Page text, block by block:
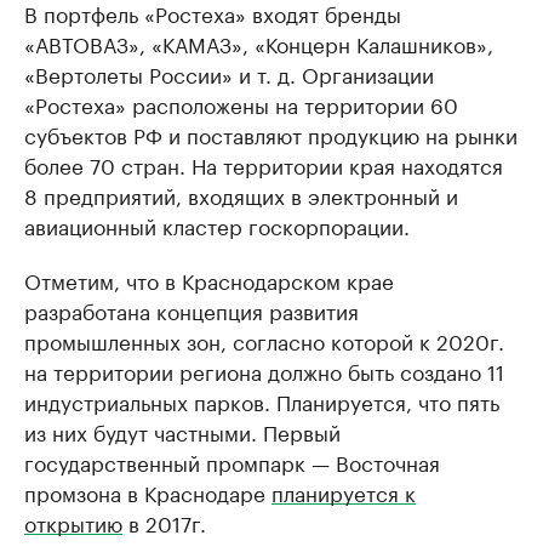
В портфель «Ростеха» входят бренды
«АВТОВАЗ», «КАМАЗ», «Концерн Калашников»,
«Вертолеты России» и т. д. Организации
«Ростеха» расположены на территории 60
субъектов РФ и поставляют продукцию на рынки
более 70 стран. На территории края находятся
8 предприятий, входящих в электронный и
авиационный кластер госкорпорации.
Отметим, что в Краснодарском крае
разработана концепция развития
промышленных зон, согласно которой к 2020г.
на территории региона должно быть создано 11
индустриальных парков. Планируется, что пять
из них будут частными. Первый
государственный промпарк — Восточная
промзона в Краснодаре планируется к
открытию в 2017г.